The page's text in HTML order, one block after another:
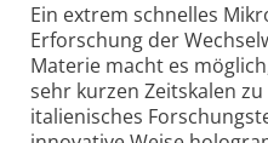
Ein extrem schnelles
Erforschung der
Materie macht es
sehr kurzen Zeitskalen
ita­li­e­ni­sches